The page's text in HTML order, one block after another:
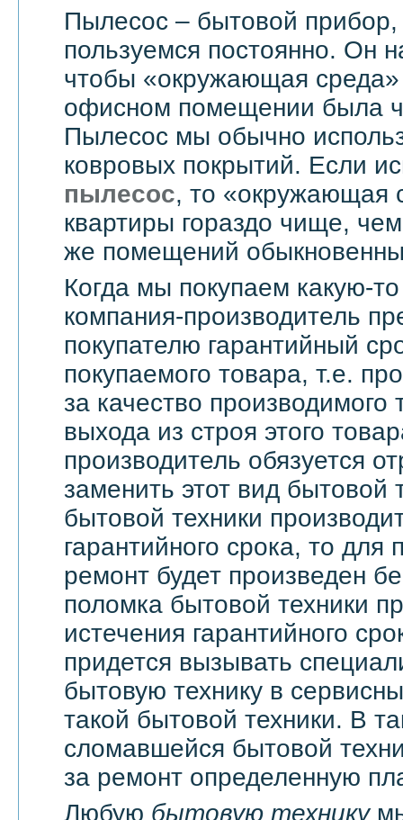
Пылесос – бытовой
пользуемся постоянно. Он
чтобы «окружающая среда»
офисном помещении была
Пылесос мы обычно
ковровых покрытий. Если
пылесос, то «окружающая
квартиры гораздо чище,
же помещений
Когда мы покупаем какую-
компания-производитель
покупателю гарантийный
покупаемого товара, т.е.
за качество производимого
выхода из строя этого
производитель обязуется
заменить этот вид бытовой
бытовой техники
гарантийного срока, то для
ремонт будет произведен
поломка бытовой техники
истечения гарантийного
придется вызывать
бытовую технику в
такой бытовой техники. В
сломавшейся бытовой
за ремонт определенную
Любую бытовую технику